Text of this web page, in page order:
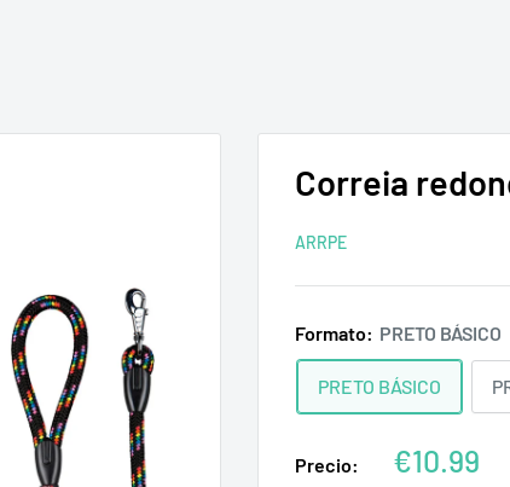
Correia
ARRPE
Formato: PRETO BÁSICO
PRETO BÁSICO
Precio:
Precio
€10.99